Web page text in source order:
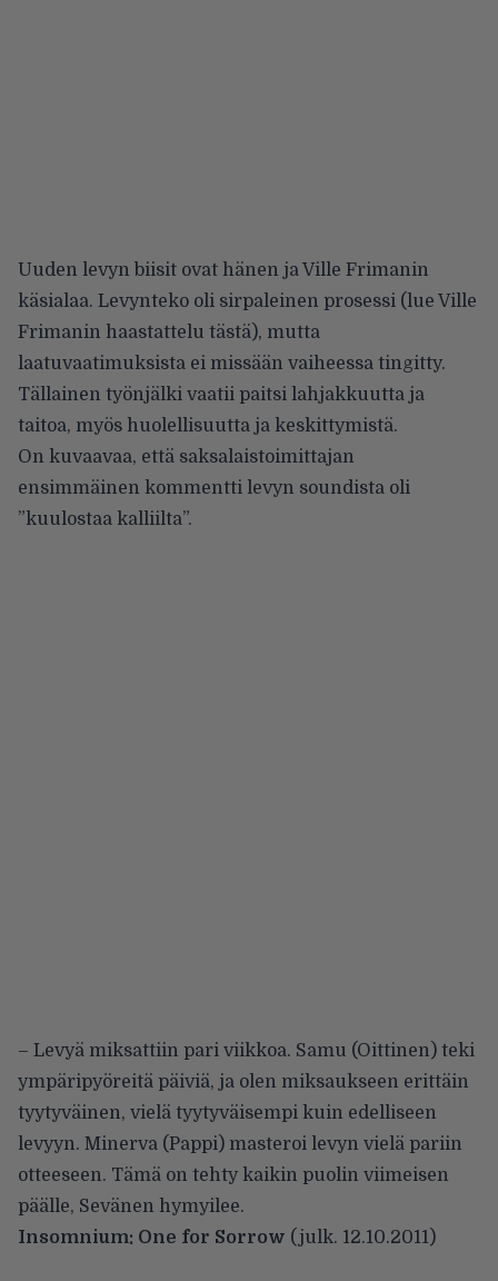
Uuden levyn biisit ovat hänen ja Ville Frimanin
käsialaa. Levynteko oli sirpaleinen prosessi (lue Ville
Frimanin haastattelu tästä), mutta
laatuvaatimuksista ei missään vaiheessa tingitty.
Tällainen työnjälki vaatii paitsi lahjakkuutta ja
taitoa, myös huolellisuutta ja keskittymistä.
On kuvaavaa, että saksalaistoimittajan
ensimmäinen kommentti levyn soundista oli
”kuulostaa kalliilta”.
– Levyä miksattiin pari viikkoa. Samu (Oittinen) teki
ympäripyöreitä päiviä, ja olen miksaukseen erittäin
tyytyväinen, vielä tyytyväisempi kuin edelliseen
levyyn. Minerva (Pappi) masteroi levyn vielä pariin
otteeseen. Tämä on tehty kaikin puolin viimeisen
päälle, Sevänen hymyilee.
Insomnium: One for Sorrow (julk. 12.10.2011)